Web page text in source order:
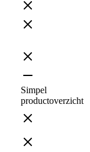
Simpel
productoverzicht